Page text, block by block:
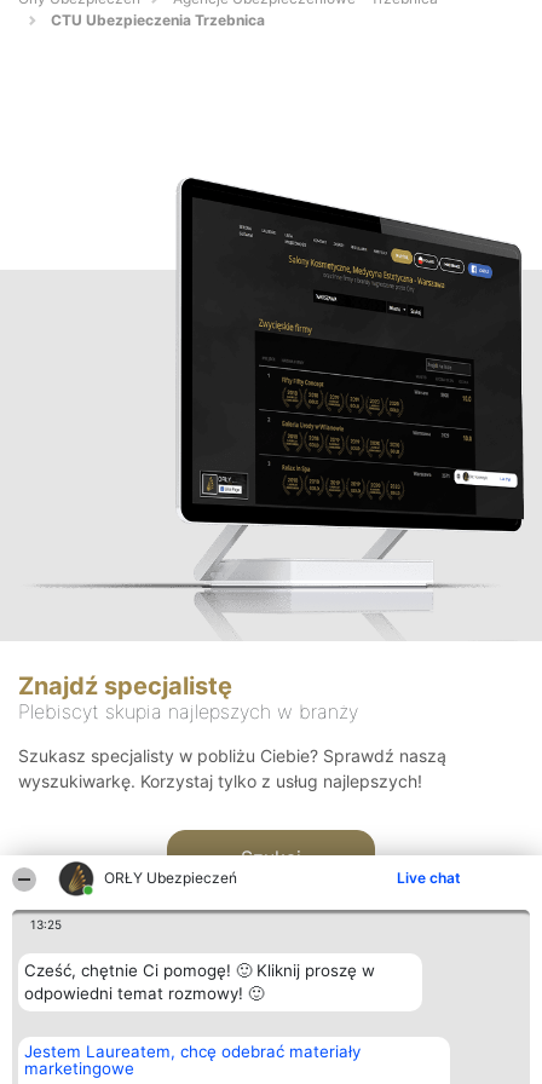
ORŁY Ubezpieczeń Live chat
13:25
Cześć, chętnie Ci pomogę! 🙂 Kliknij proszę w
odpowiedni temat rozmowy! 🙂
Jestem Laureatem, chcę odebrać materiały
marketingowe
CTU Ubezpieczenia Trzebnica
Znajdź specjalistę
Plebiscyt skupia najlepszych w branży
Szukasz specjalisty w pobliżu Ciebie? Sprawdź naszą
wyszukiwarkę. Korzystaj tylko z usług najlepszych!
Szukaj
Organizator plebiscytu
Bright Side Solutions sp. z o.
o. sp. k.
Plebiscyt
Laureaci
Kontakt
Kontakt